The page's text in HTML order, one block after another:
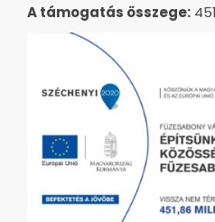
A támogatás összege: